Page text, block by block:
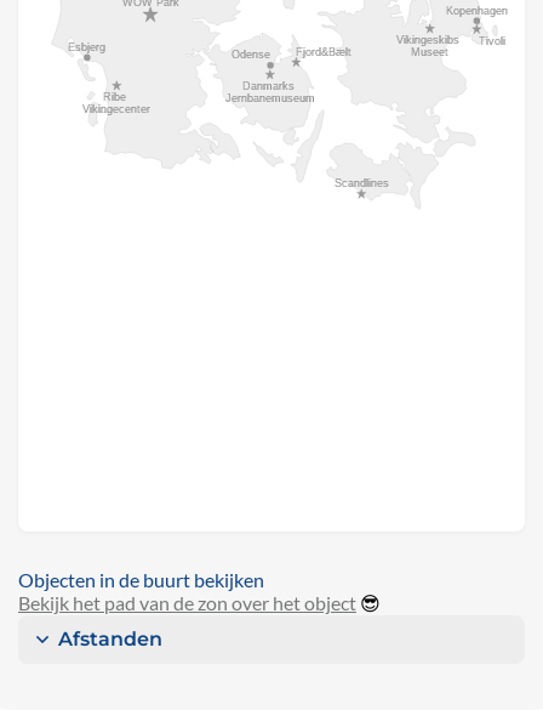
Objecten in de buurt bekijken
Bekijk het pad van de zon over het object 😎
Afstanden